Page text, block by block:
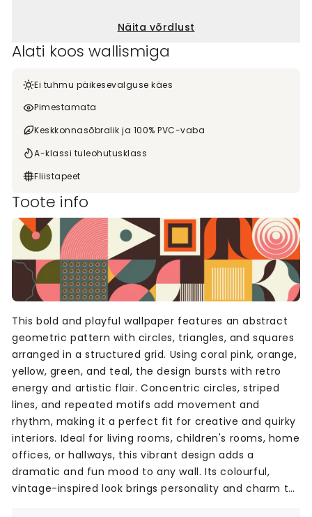
Näita võrdlust
Alati koos wallismiga
Ei tuhmu päikesevalguse käes
Pimestamata
Keskkonnasõbralik ja 100% PVC-vaba
A-klassi tuleohutusklass
Fliistapeet
Toote info
This bold and playful wallpaper features an abstract
geometric pattern with circles, triangles, and squares
arranged in a structured grid. Using coral pink, orange,
yellow, green, and teal, the design bursts with retro
energy and artistic flair. Concentric circles, striped
lines, and repeated motifs add movement and
rhythm, making it a perfect fit for creative and quirky
interiors. Ideal for living rooms, children's rooms, home
offices, or hallways, this vibrant design adds a
dramatic and fun mood to any wall. Its colourful,
vintage-inspired look brings personality and charm to